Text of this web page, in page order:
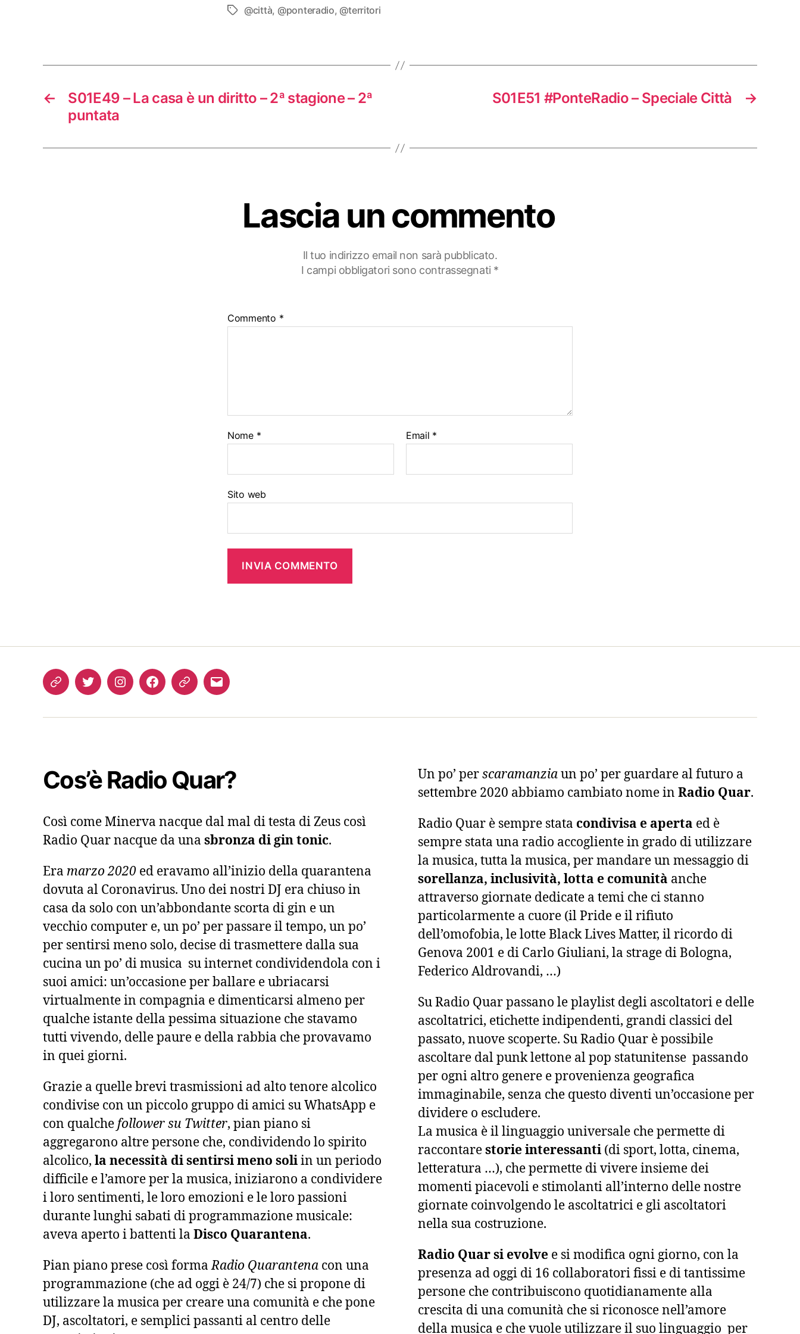
Tag @città, @ponteradio, @territori
←
S01E49 – La casa è un diritto – 2ª stagione – 2ª
puntata
→
S01E51 #PonteRadio – Speciale Città
Lascia un commento
Il tuo indirizzo email non sarà pubblicato.
I campi obbligatori sono contrassegnati *
Commento *
Nome * Email *
Sito web
Come TwitterInstagram
FB PodcastEmail
Cos’è Radio Quar?
Così come Minerva nacque dal mal di testa di Zeus così
Radio Quar nacque da una sbronza di gin tonic.
Era marzo 2020 ed eravamo all’inizio della quarantena
dovuta al Coronavirus. Uno dei nostri DJ era chiuso in
casa da solo con un’abbondante scorta di gin e un
vecchio computer e, un po’ per passare il tempo, un po’
per sentirsi meno solo, decise di trasmettere dalla sua
cucina un po’ di musica su internet condividendola con i
suoi amici: un’occasione per ballare e ubriacarsi
virtualmente in compagnia e dimenticarsi almeno per
qualche istante della pessima situazione che stavamo
tutti vivendo, delle paure e della rabbia che provavamo
in quei giorni.
Grazie a quelle brevi trasmissioni ad alto tenore alcolico
condivise con un piccolo gruppo di amici su WhatsApp e
con qualchefollower su Twitter, pian piano si
aggregarono altre persone che, condividendo lo spirito
alcolico, la necessità di sentirsi meno soliin un periodo
difficile e l’amore per la musica, iniziarono a condividere
i loro sentimenti, le loro emozioni e le loro passioni
durante lunghi sabati di programmazione musicale:
aveva aperto i battenti la Disco Quarantena.
Pian piano prese così formaRadio Quarantena con una
programmazione (che ad oggi è 24/7) che si propone di
utilizzare la musica per creare una comunità e che pone
DJ, ascoltatori, e semplici passanti al centro delle
Un po’ perscaramanziaun po’ per guardare al futuro a
settembre 2020 abbiamo cambiato nome in Radio Quar.
Radio Quar è sempre stata condivisa e aperta ed è
sempre stata una radio accogliente in grado di utilizzare
la musica, tutta la musica, per mandare un messaggio di
sorellanza, inclusività, lotta e comunità anche
attraverso giornate dedicate a temi che ci stanno
particolarmente a cuore (il Pride e il rifiuto
dell’omofobia, le lotte Black Lives Matter, il ricordo di
Genova 2001 e di Carlo Giuliani, la strage di Bologna,
Federico Aldrovandi, …)
Su Radio Quar passano le playlist degli ascoltatori e delle
ascoltatrici, etichette indipendenti, grandi classici del
passato, nuove scoperte. Su Radio Quar è possibile
ascoltare dal punk lettone al pop statunitense passando
per ogni altro genere e provenienza geografica
immaginabile, senza che questo diventi un’occasione per
dividere o escludere.
La musica è il linguaggio universale che permette di
raccontarestorie interessanti (di sport, lotta, cinema,
letteratura …), che permette di vivere insieme dei
momenti piacevoli e stimolanti all’interno delle nostre
giornate coinvolgendo le ascoltatrici e gli ascoltatori
nella sua costruzione.
Radio Quar si evolve e si modifica ogni giorno, con la
presenza ad oggi di 16 collaboratori fissi e di tantissime
persone che contribuiscono quotidianamente alla
crescita di una comunità che si riconosce nell’amore
della musica e che vuole utilizzare il suo linguaggio per